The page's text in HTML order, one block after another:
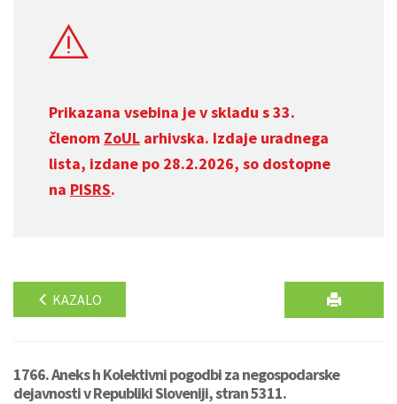
Prikazana vsebina je v skladu s 33.
členom ZoUL arhivska. Izdaje uradnega
lista, izdane po 28.2.2026, so dostopne
na PISRS.
KAZALO
1766. Aneks h Kolektivni pogodbi za negospodarske
dejavnosti v Republiki Sloveniji, stran 5311.